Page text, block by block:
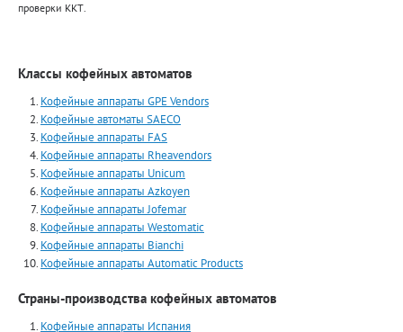
проверки ККТ.
Классы кофейных автоматов
Кофейные аппараты GPE Vendors
Кофейные автоматы SAECO
Кофейные аппараты FAS
Кофейные аппараты Rheavendors
Кофейные аппараты Unicum
Кофейные аппараты Azkoyen
Кофейные аппараты Jofemar
Кофейные аппараты Westomatic
Кофейные аппараты Bianchi
Кофейные аппараты Automatiс Products
Страны-производства кофейных автоматов
Кофейные аппараты Испания